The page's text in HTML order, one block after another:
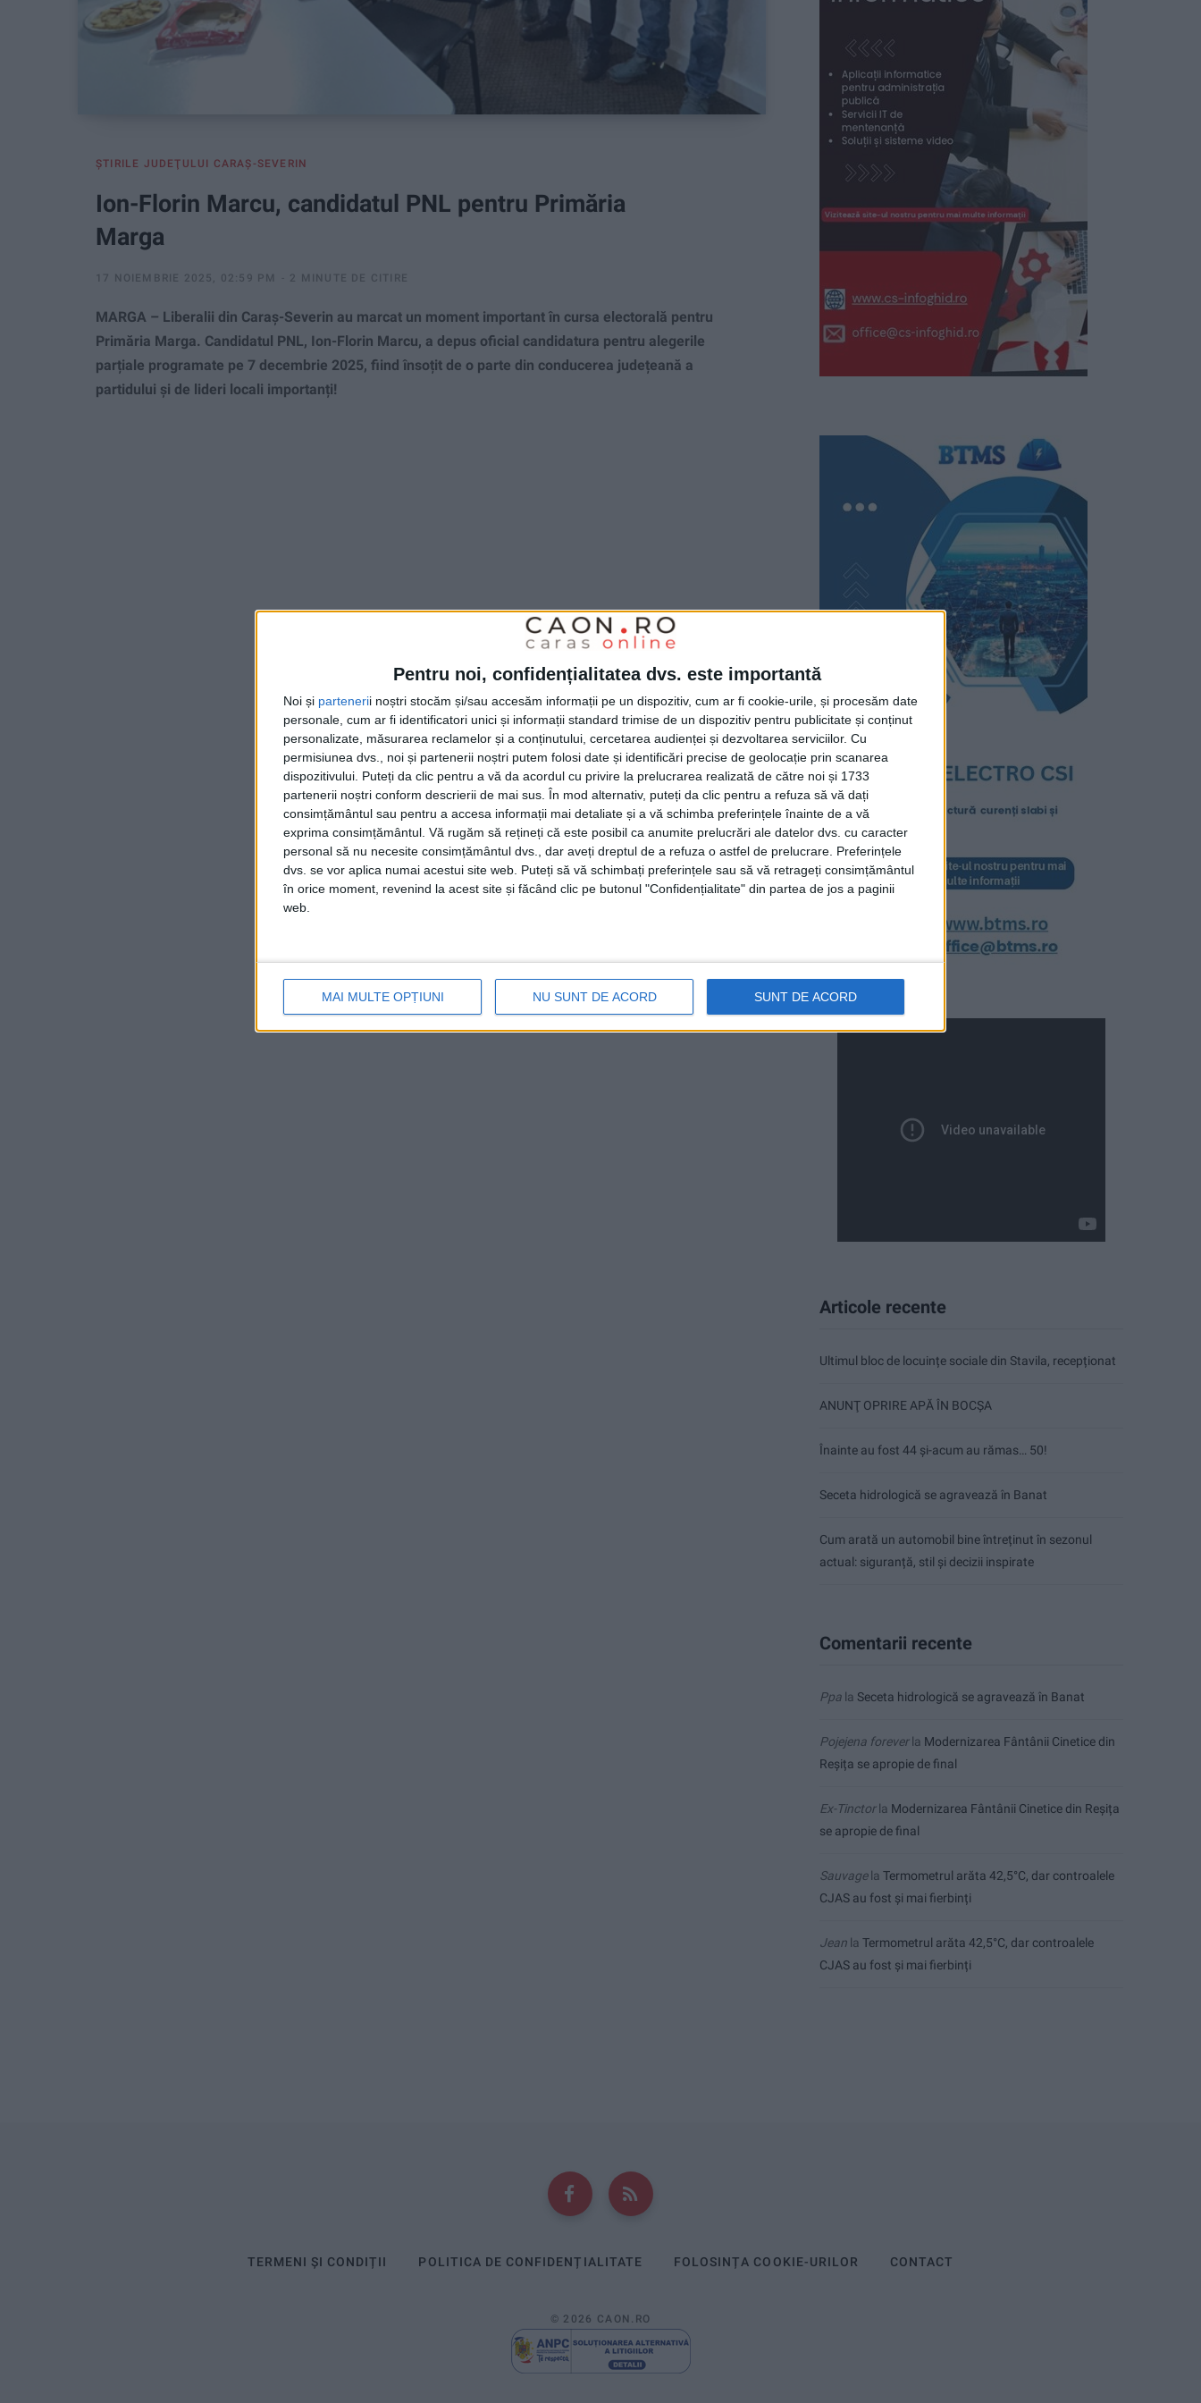
Pentru noi, confidențialitatea dvs. este importantă
Noi și partenerii noștri stocăm și/sau accesăm informații pe un dispozitiv, cum ar fi cookie-urile, și procesăm date
personale, cum ar fi identificatori unici și informații standard trimise de un dispozitiv pentru publicitate și conținut
personalizate, măsurarea reclamelor și a conținutului, cercetarea audienței și dezvoltarea serviciilor. Cu
permisiunea dvs., noi și partenerii noștri putem folosi date și identificări precise de geolocație prin scanarea
dispozitivului. Puteți da clic pentru a vă da acordul cu privire la prelucrarea realizată de către noi și 1733
partenerii noștri conform descrierii de mai sus. În mod alternativ, puteți da clic pentru a refuza să vă dați
consimțământul sau pentru a accesa informații mai detaliate și a vă schimba preferințele înainte de a vă
exprima consimțământul. Vă rugăm să rețineți că este posibil ca anumite prelucrări ale datelor dvs. cu caracter
personal să nu necesite consimțământul dvs., dar aveți dreptul de a refuza o astfel de prelucrare. Preferințele
dvs. se vor aplica numai acestui site web. Puteți să vă schimbați preferințele sau să vă retrageți consimțământul
în orice moment, revenind la acest site și făcând clic pe butonul "Confidențialitate" din partea de jos a paginii
web.
MAI MULTE OPȚIUNI NU SUNT DE ACORD SUNT DE ACORD
ŞTIRILE JUDEŢULUI CARAŞ-SEVERIN
Ion-Florin Marcu, candidatul PNL pentru Primăria
Marga
17 NOIEMBRIE 2025, 02:59 PM 2 MINUTE DE CITIRE
MARGA – Liberalii din Caraș-Severin au marcat un moment important în cursa electorală pentru
Primăria Marga. Candidatul PNL, Ion-Florin Marcu, a depus oficial candidatura pentru alegerile
parțiale programate pe 7 decembrie 2025, fiind însoțit de o parte din conducerea județeană a
partidului și de lideri locali importanți!
Articole recente
Ultimul bloc de locuințe sociale din Stavila, recepționat
ANUNŢ OPRIRE APĂ ÎN BOCȘA
Înainte au fost 44 și-acum au rămas… 50!
Seceta hidrologică se agravează în Banat
Cum arată un automobil bine întreținut în sezonul
actual: siguranță, stil și decizii inspirate
Comentarii recente
Ppa la Seceta hidrologică se agravează în Banat
Pojejena foreverla Modernizarea Fântânii Cinetice din
Reșița se apropie de final
Ex-Tinctorla Modernizarea Fântânii Cinetice din Reșița
se apropie de final
Sauvagela Termometrul arăta 42,5°C, dar controalele
CJAS au fost și mai fierbinți
Jean la Termometrul arăta 42,5°C, dar controalele
CJAS au fost și mai fierbinți
TERMENI ȘI CONDIȚII POLITICA DE CONFIDENȚIALITATE FOLOSINȚA COOKIE-URILOR CONTACT
© 2026 CAON.RO